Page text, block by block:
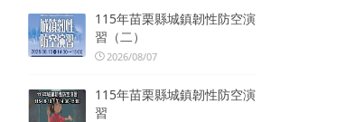
115年苗栗縣城鎮韌性防空演
習（二）
2026/08/07
115年苗栗縣城鎮韌性防空演
習